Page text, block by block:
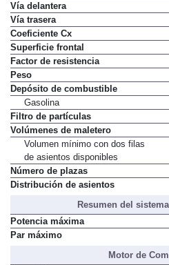
Vía delantera
Vía trasera
Coeficiente Cx
Superficie frontal
Factor de resistencia
Peso
Depósito de combustible
Gasolina
Filtro de partículas
Volúmenes de maletero
Volumen mínimo con dos filas
de asientos disponibles
Número de plazas
Distribución de asientos
Resumen del
Potencia máxima
Par máximo
Motor de